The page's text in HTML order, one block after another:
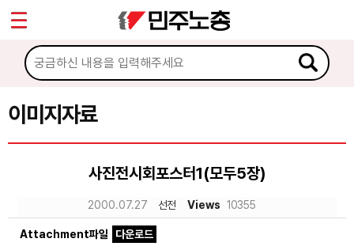
이미지자료
사진전시회포스터1(모두5장)
2000.07.27 선전 Views 10355
Attachment파일
다운로드
마이페이지
소개
소식
문서자료
Sketchbook5, 스케치북5
Sketchbook5, 스케치북5